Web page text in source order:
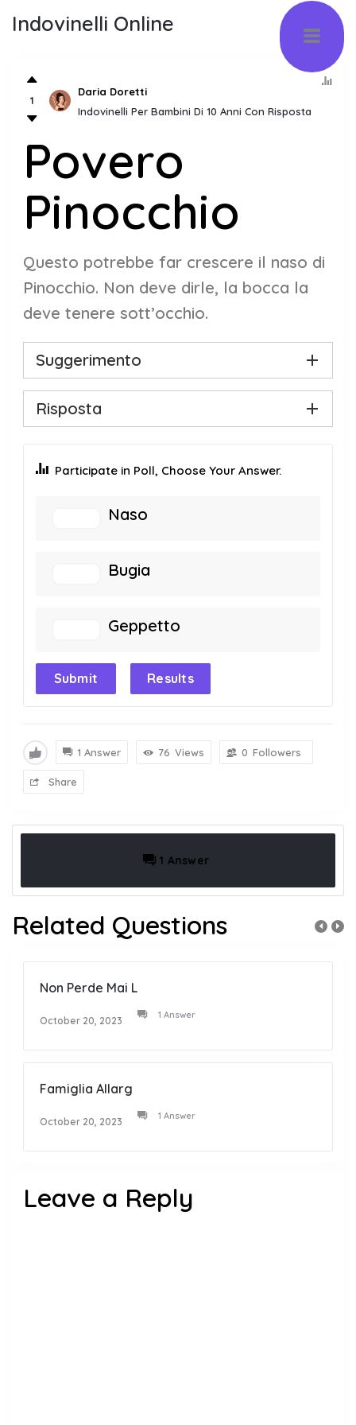
Indovinelli Online
1
Daria Doretti
Indovinelli Per Bambini Di 10 Anni Con Risposta
Povero
Pinocchio
Questo potrebbe far crescere il naso di
Pinocchio. Non deve dirle, la bocca la
deve tenere sott’occhio.
Suggerimento
Risposta
Participate in Poll, Choose Your Answer.
Naso
Bugia
Geppetto
Submit Results
1 Answer 76 Views 0 Followers
Share
1 Answer
Related Questions
Non Perde Mai L
October 20, 2023 1 Answer
Famiglia Allarg
October 20, 2023 1 Answer
Leave a Reply